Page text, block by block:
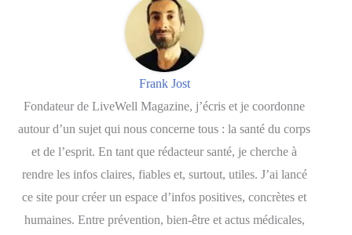
Frank Jost
Fondateur de LiveWell Magazine, j’écris et je coordonne
autour d’un sujet qui nous concerne tous : la santé du corps
et de l’esprit. En tant que rédacteur santé, je cherche à
rendre les infos claires, fiables et, surtout, utiles. J’ai lancé
ce site pour créer un espace d’infos positives, concrètes et
humaines. Entre prévention, bien-être et actus médicales,